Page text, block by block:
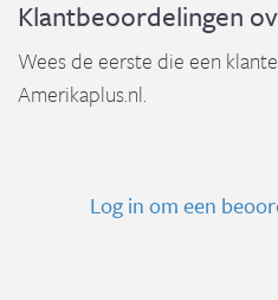
Klantbeoordelingen
Wees de eerste die een
Amerikaplus.nl.
Log in om een